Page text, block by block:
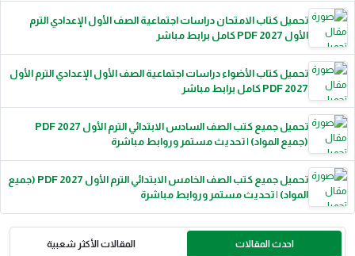
تحميل كتاب الامتحان دراسات اجتماعية الصف الأول الإعدادي الترم
الأول 2027 PDF كامل برابط مباشر
تحميل كتاب الأضواء دراسات اجتماعية الصف الأول الإعدادي الترم الأول
2027 PDF كامل برابط مباشر
تحميل جميع كتب الصف السادس الابتدائي الترم الأول 2027 PDF
(جميع المواد) | تحديث مستمر وروابط مباشرة
تحميل جميع كتب الصف الخامس الابتدائي الترم الأول 2027 PDF (جميع
المواد) | تحديث مستمر وروابط مباشرة
احدث المقالات المقالات الأكثر شعبية